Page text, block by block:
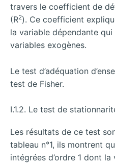
travers le coefficient de
(R2). Ce coefficient
la variable dépendante
variables exogènes.
Le test d’adéquation
test de Fisher.
I.1.2. Le test de
Les résultats de ce test
tableau n°1, ils montrent
intégrées d’ordre 1 dont